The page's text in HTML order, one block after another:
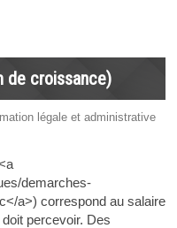
de croissance)
légale et administrative
demarches-
a>) correspond au salaire
percevoir. Des